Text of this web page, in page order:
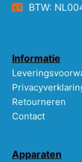
BTW:
Informatie
Retourneren
Contact
Apparaten